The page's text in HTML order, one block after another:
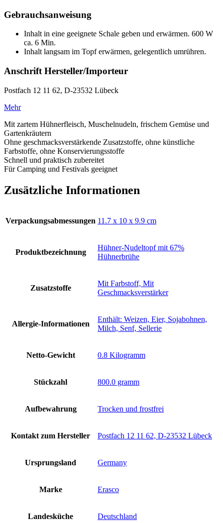
Gebrauchsanweisung
Inhalt in eine geeignete Schale geben und erwärmen. 600 W
ca. 6 Min.
Inhalt langsam im Topf erwärmen, gelegentlich umrühren.
Anschrift Hersteller/Importeur
Postfach 12 11 62, D-23532 Lübeck
Mehr
Mit zartem Hühnerfleisch, Muschelnudeln, frischem Gemüse und
Gartenkräutern
Ohne geschmacksverstärkende Zusatzstoffe, ohne künstliche
Farbstoffe, ohne Konservierungsstoffe
Schnell und praktisch zubereitet
Für Camping und Festivals geeignet
Zusätzliche Informationen
Verpackungsabmessungen ‎11.7 x 10 x 9.9 cm
Produktbezeichnung
‎Hühner-Nudeltopf mit 67%
Hühnerbrühe
Zusatzstoffe
‎Mit Farbstoff, Mit
Geschmacksverstärker
Allergie-Informationen
‎Enthält: Weizen, Eier, Sojabohnen,
Milch, Senf, Sellerie
Netto-Gewicht ‎0.8 Kilogramm
Stückzahl ‎800.0 gramm
Aufbewahrung ‎Trocken und frostfrei
Kontakt zum Hersteller ‎Postfach 12 11 62, D-23532 Lübeck
Ursprungsland ‎Germany
Marke ‎Erasco
Landesküche ‎Deutschland